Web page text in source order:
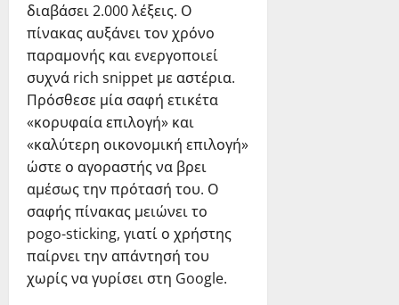
διαβάσει 2.000 λέξεις. Ο
πίνακας αυξάνει τον χρόνο
παραμονής και ενεργοποιεί
συχνά rich snippet με αστέρια.
Πρόσθεσε μία σαφή ετικέτα
«κορυφαία επιλογή» και
«καλύτερη οικονομική επιλογή»
ώστε ο αγοραστής να βρει
αμέσως την πρότασή του. Ο
σαφής πίνακας μειώνει το
pogo-sticking, γιατί ο χρήστης
παίρνει την απάντησή του
χωρίς να γυρίσει στη Google.